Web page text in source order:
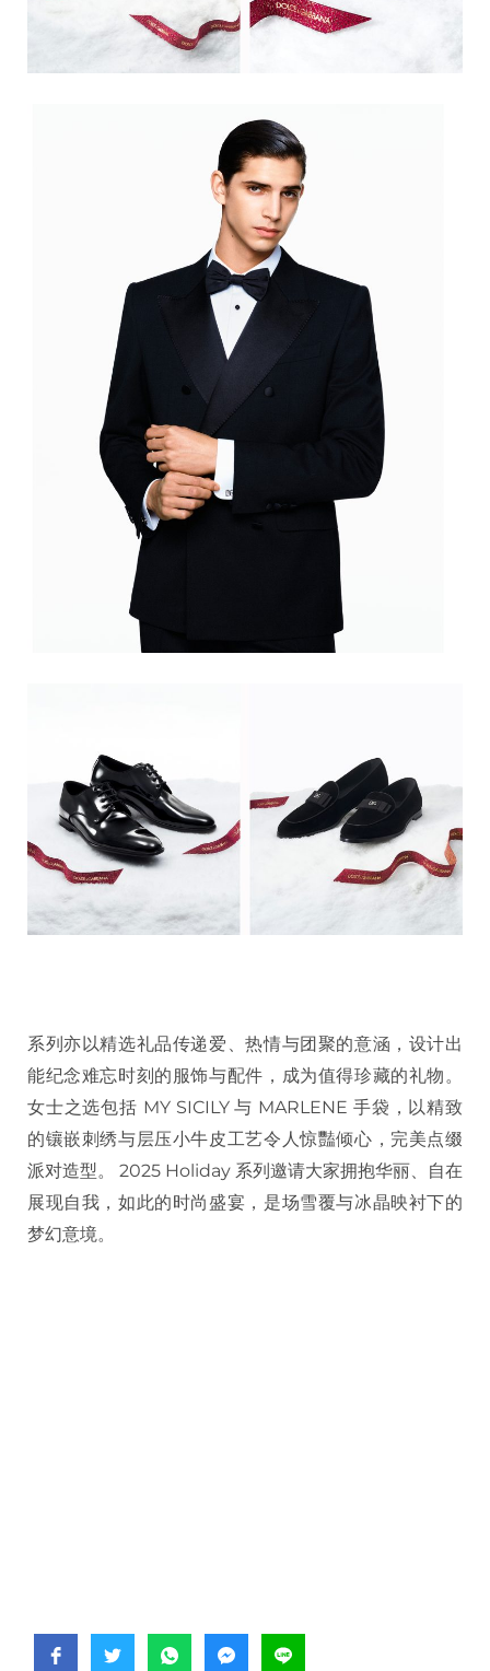
系列亦以精选礼品传递爱、热情与团聚的意涵，设计出
能纪念难忘时刻的服饰与配件，成为值得珍藏的礼物。
女士之选包括 MY SICILY 与 MARLENE 手袋，以精致
的镶嵌刺绣与层压小牛皮工艺令人惊豔倾心，完美点缀
派对造型。 2025 Holiday 系列邀请大家拥抱华丽、自在
展现自我，如此的时尚盛宴，是场雪覆与冰晶映衬下的
梦幻意境。